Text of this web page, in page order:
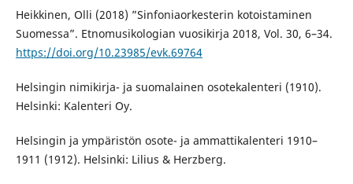
Heikkinen, Olli (2018) ”Sinfoniaorkesterin kotoistaminen
Suomessa”. Etnomusikologian vuosikirja 2018, Vol. 30, 6–34.
https://doi.org/10.23985/evk.69764
Helsingin nimikirja- ja suomalainen osotekalenteri (1910).
Helsinki: Kalenteri Oy.
Helsingin ja ympäristön osote- ja ammattikalenteri 1910–
1911 (1912). Helsinki: Lilius & Herzberg.